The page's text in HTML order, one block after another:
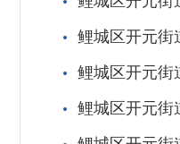
鲤城区开元街
鲤城区开元街
鲤城区开元街